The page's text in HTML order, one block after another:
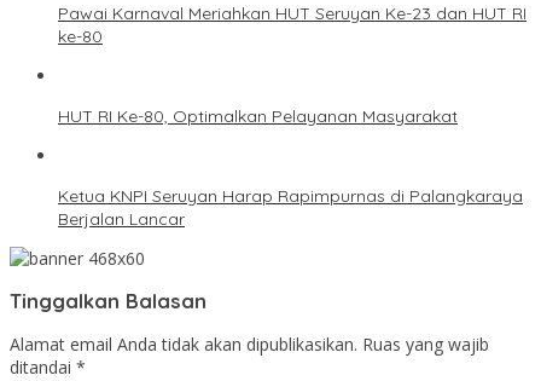
Pawai Karnaval Meriahkan HUT Seruyan Ke-23 dan HUT RI
ke-80
HUT RI Ke-80, Optimalkan Pelayanan Masyarakat
Ketua KNPI Seruyan Harap Rapimpurnas di Palangkaraya
Berjalan Lancar
Tinggalkan Balasan
Alamat email Anda tidak akan dipublikasikan. Ruas yang wajib
ditandai *